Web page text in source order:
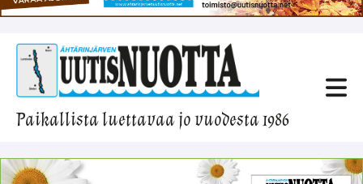
Paikallista luettavaa jo vuodesta 1986